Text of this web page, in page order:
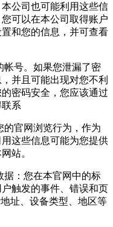
公司也可能利用这些信
可以在本公司取得账户
和您的信息，并可查看
帐号。如果您泄漏了密
并且可能出现对您不利
密码安全，您应该通过
系
的官网浏览行为，作为
这些信息可能为您提供
站。
据：您在本官网中的标
触发的事件、错误和页
址、设备类型、地区等